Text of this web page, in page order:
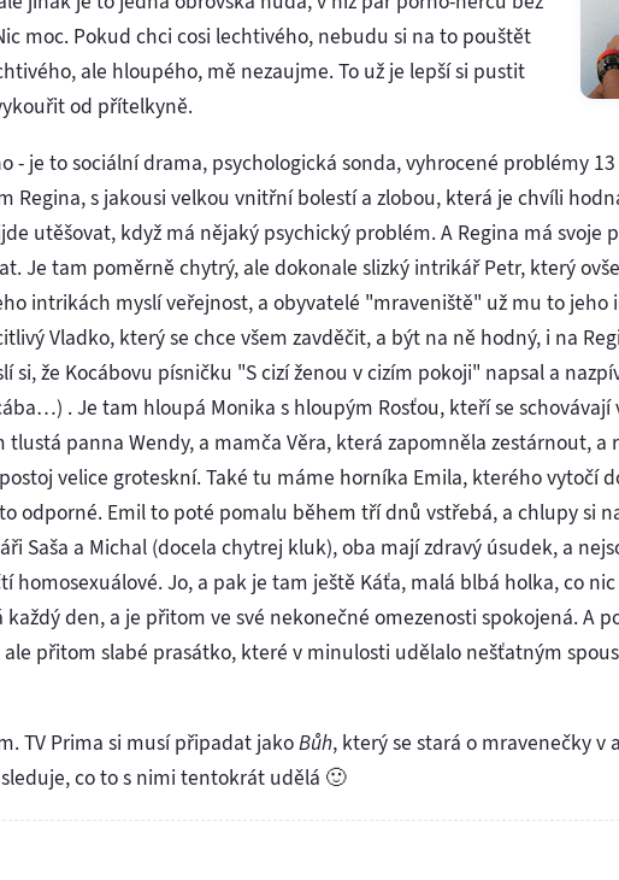
moc. Pokud chci cosi lechtivého, nebudu si na to pouštět
ale hloupého, mě nezaujme. To už je lepší si pustit
od přítelkyně.
- je to sociální drama, psychologická sonda, vyhrocené problémy
Regina, s jakousi velkou vnitřní bolestí a zlobou, která je chvíli
utěšovat, když má nějaký psychický problém. A Regina má svoje
Je tam poměrně chytrý, ale dokonale slizký intrikář Petr, který
intrikách myslí veřejnost, a obyvatelé "mraveniště" už mu to
Vladko, který se chce všem zavděčit, a být na ně hodný, i na
si, že Kocábovu písničku "S cizí ženou v cizím pokoji" napsal a
. Je tam hloupá Monika s hloupým Rosťou, kteří se schovávají
panna Wendy, a mamča Věra, která zapomněla zestárnout, a
velice groteskní. Také tu máme horníka Emila, kterého vytočí
odporné. Emil to poté pomalu během tří dnů vstřebá, a chlupy si
Saša a Michal (docela chytrej kluk), oba mají zdravý úsudek, a
homosexuálové. Jo, a pak je tam ještě Káťa, malá blbá holka, co
den, a je přitom ve své nekonečné omezenosti spokojená. A
přitom slabé prasátko, které v minulosti udělalo nešťatným
TV Prima si musí připadat jakoBůh, který se stará o mravenečky v
co to s nimi tentokrát udělá 🙂